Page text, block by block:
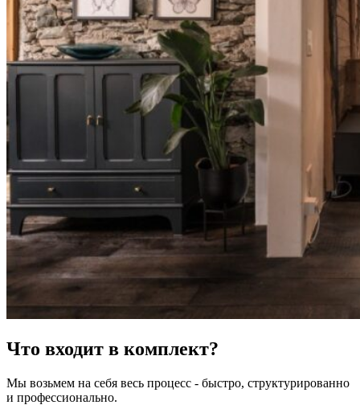
Что входит в комплект?
Мы возьмем на себя весь процесс - быстро, структурированно
и профессионально.